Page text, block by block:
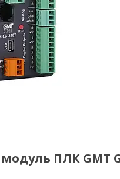
ПЛК GMT